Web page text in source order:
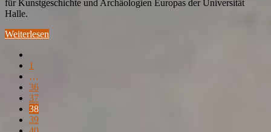
für Kunstgeschichte und Archäologien Europas der Universität
Halle.
Weiterlesen
1
…
36
37
38
39